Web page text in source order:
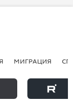
МИГРАЦИЯ